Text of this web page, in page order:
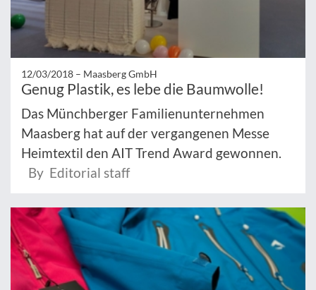
12/03/2018 – Maasberg GmbH
Genug Plastik, es lebe die Baumwolle!
Das Münchberger Familienunternehmen
Maasberg hat auf der vergangenen Messe
Heimtextil den AIT Trend Award gewonnen.
By Editorial staff